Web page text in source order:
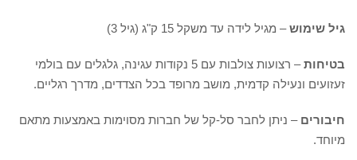
גיל שימוש– מגיל לידה עד משקל 15 ק"ג (גיל 3)
בטיחות
– רצועות צולבות עם 5 נקודות עגינה, גלגלים עם בולמי
זעזועים ונעילה קדמית, מושב מרופד בכל הצדדים, מדרך רגליים.
חיבורים – ניתן לחבר סל-קל של חברות מסוימות באמצעות מתאם
מיוחד.